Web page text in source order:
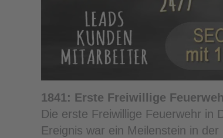
1841: Erste Freiwillige
Die erste Freiwillige Feuerwehr in
Ereignis war ein Meilenstein in